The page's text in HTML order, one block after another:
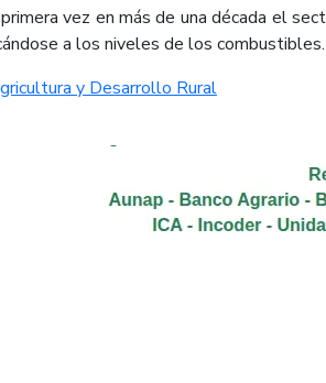
vez en más de una década el
a los niveles de los
y Desarrollo Rural​